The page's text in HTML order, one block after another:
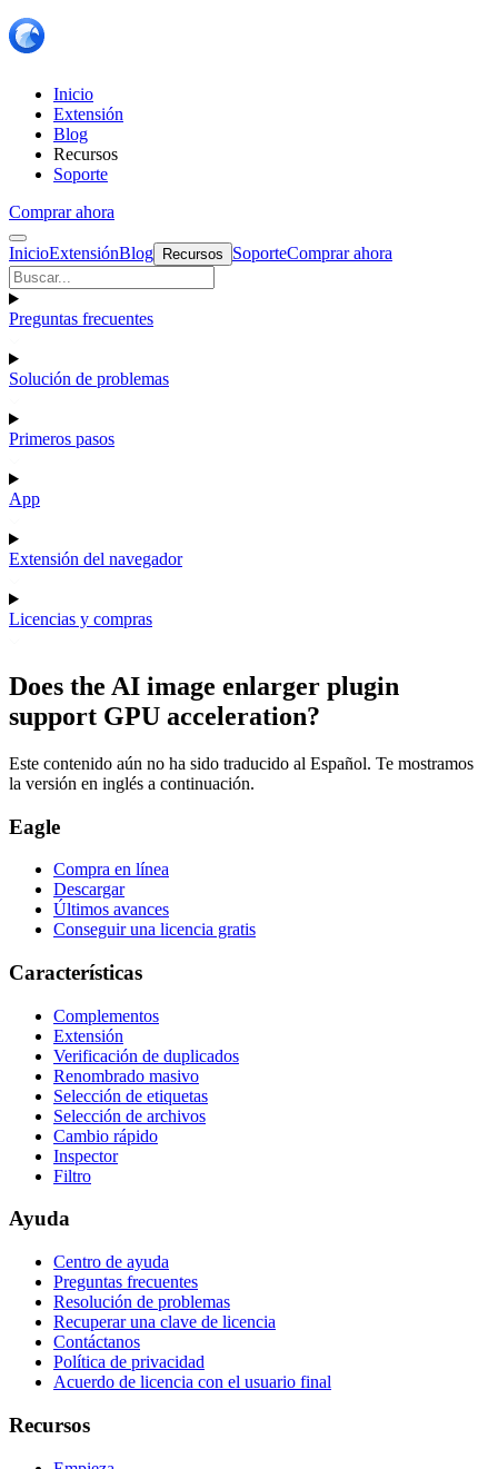
Inicio
Extensión
Blog
Recursos
Soporte
Comprar ahora
InicioExtensiónBlog Recursos SoporteComprar ahora
Preguntas frecuentes
Solución de problemas
Primeros pasos
App
Extensión del navegador
Licencias y compras
Does the AI image enlarger plugin
support GPU acceleration?
Este contenido aún no ha sido traducido al Español. Te mostramos
la versión en inglés a continuación.
Eagle
Compra en línea
Descargar
Últimos avances
Conseguir una licencia gratis
Características
Complementos
Extensión
Verificación de duplicados
Renombrado masivo
Selección de etiquetas
Selección de archivos
Cambio rápido
Inspector
Filtro
Ayuda
Centro de ayuda
Preguntas frecuentes
Resolución de problemas
Recuperar una clave de licencia
Contáctanos
Política de privacidad
Acuerdo de licencia con el usuario final
Recursos